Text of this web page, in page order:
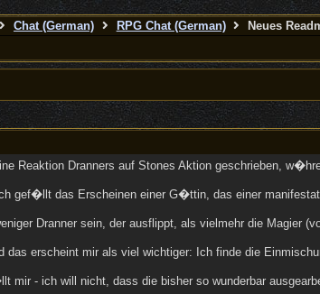
Chat (German) RPG Chat (German) Neues
Reaktion Dranners auf Stones Aktion geschrieben,
gef�llt das Erscheinen einer G�ttin, das einer
Dranner sein, der ausflippt, als vielmehr die Magier
das erscheint mir als viel wichtiger: Ich finde die
mir - ich will nicht, dass die bisher so wunderbar